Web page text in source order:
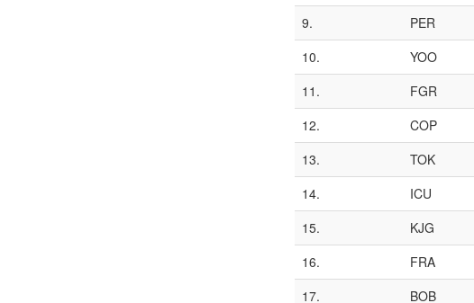
9. PER
10. YOO
11. FGR
12. COP
13. TOK
14. ICU
15. KJG
16. FRA
17. BOB